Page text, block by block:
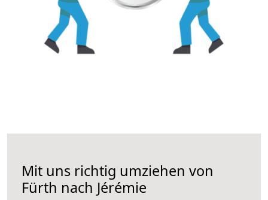
Mit uns richtig umziehen von
Fürth nach Jérémie